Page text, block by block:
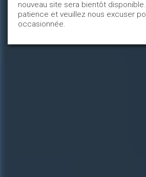
municipales
nouveau site sera bientôt
patience et veuillez nous excuser
occasionnée.